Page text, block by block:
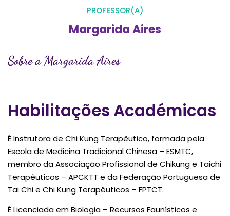
PROFESSOR(A)
Margarida Aires
Sobre a Margarida Aires
Habilitações Académicas
É Instrutora de Chi Kung Terapêutico, formada pela
Escola de Medicina Tradicional Chinesa – ESMTC,
membro da Associação Profissional de Chikung e Taichi
Terapêuticos – APCKTT e da Federação Portuguesa de
Tai Chi e Chi Kung Terapêuticos – FPTCT.
É Licenciada em Biologia – Recursos Faunísticos e